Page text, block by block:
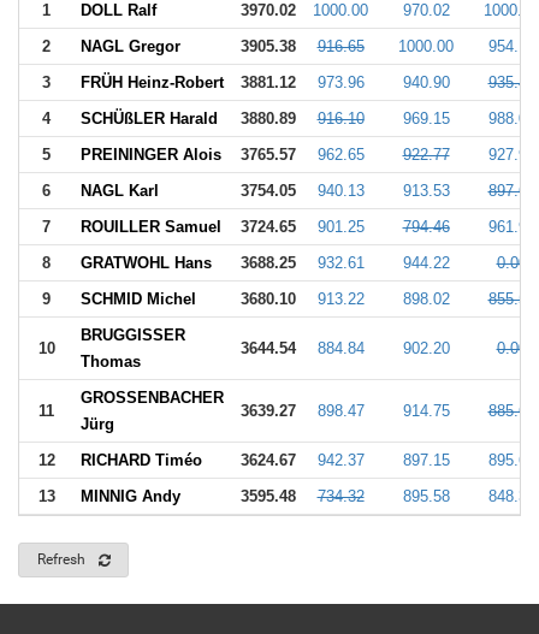
1 DOLL Ralf 3970.02 1000.00 970.02
1000.00
2
NAGL Gregor 3905.38 916.65 1000.00
954.14
3
FRÜH Heinz-Robert 3881.12 973.96 940.90
935.42
4
SCHÜßLER Harald 3880.89 916.10 969.15
988.07
5
PREININGER Alois 3765.57 962.65 922.77
927.98
6
NAGL Karl 3754.05 940.13 913.53
897.66
7
ROUILLER Samuel 3724.65 901.25 794.46
961.91
8
GRATWOHL Hans 3688.25 932.61 944.22
0.00
9
SCHMID Michel 3680.10 913.22 898.02 855.52
10
BRUGGISSER
Thomas
3644.54 884.84 902.20 0.00
11
GROSSENBACHER
Jürg
3639.27 898.47 914.75 885.62
12 RICHARD Timéo 3624.67 942.37 897.15
895.69
13
MINNIG Andy 3595.48 734.32 895.58 848.32
Refresh